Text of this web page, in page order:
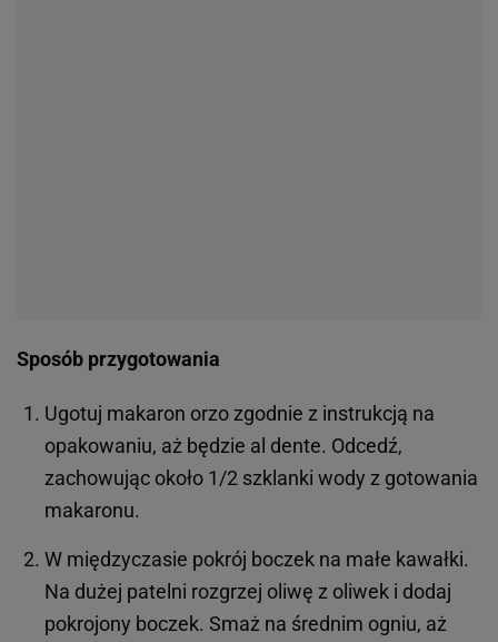
Sposób przygotowania
Ugotuj makaron orzo zgodnie z instrukcją na
opakowaniu, aż będzie al dente. Odcedź,
zachowując około 1/2 szklanki wody z gotowania
makaronu.
W międzyczasie pokrój boczek na małe kawałki.
Na dużej patelni rozgrzej oliwę z oliwek i dodaj
pokrojony boczek. Smaż na średnim ogniu, aż